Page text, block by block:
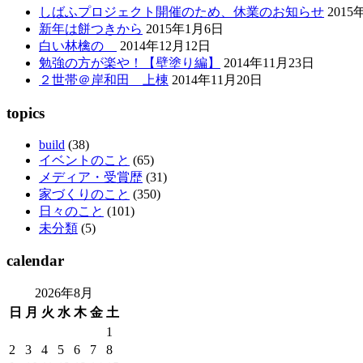
しばふプロジェクト開催のため、休業のお知らせ 2015
新年は餅つきから 2015年1月6日
白い林檎の
2014年12月12日
勉強の方が楽や！【壁塗り編】
2014年11月23日
２世帯＠岸和田 上棟 2014年11月20日
topics
build (38)
イベントのこと (65)
メディア・受賞歴 (31)
家づくりのこと (350)
日々のこと (101)
未分類 (5)
calendar
2026年8月
日
月 火 水 木 金 土
1
2
3 4 5 6 7
8